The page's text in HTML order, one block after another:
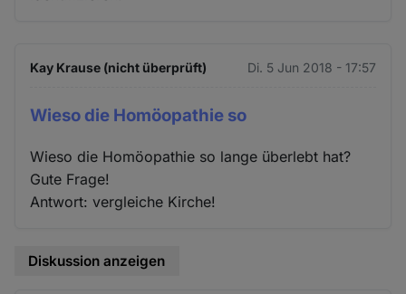
Kay Krause (nicht überprüft) Di. 5 Jun 2018 - 17:57
Wieso die Homöopathie so
Wieso die Homöopathie so lange überlebt hat?
Gute Frage!
Antwort: vergleiche Kirche!
Diskussion anzeigen